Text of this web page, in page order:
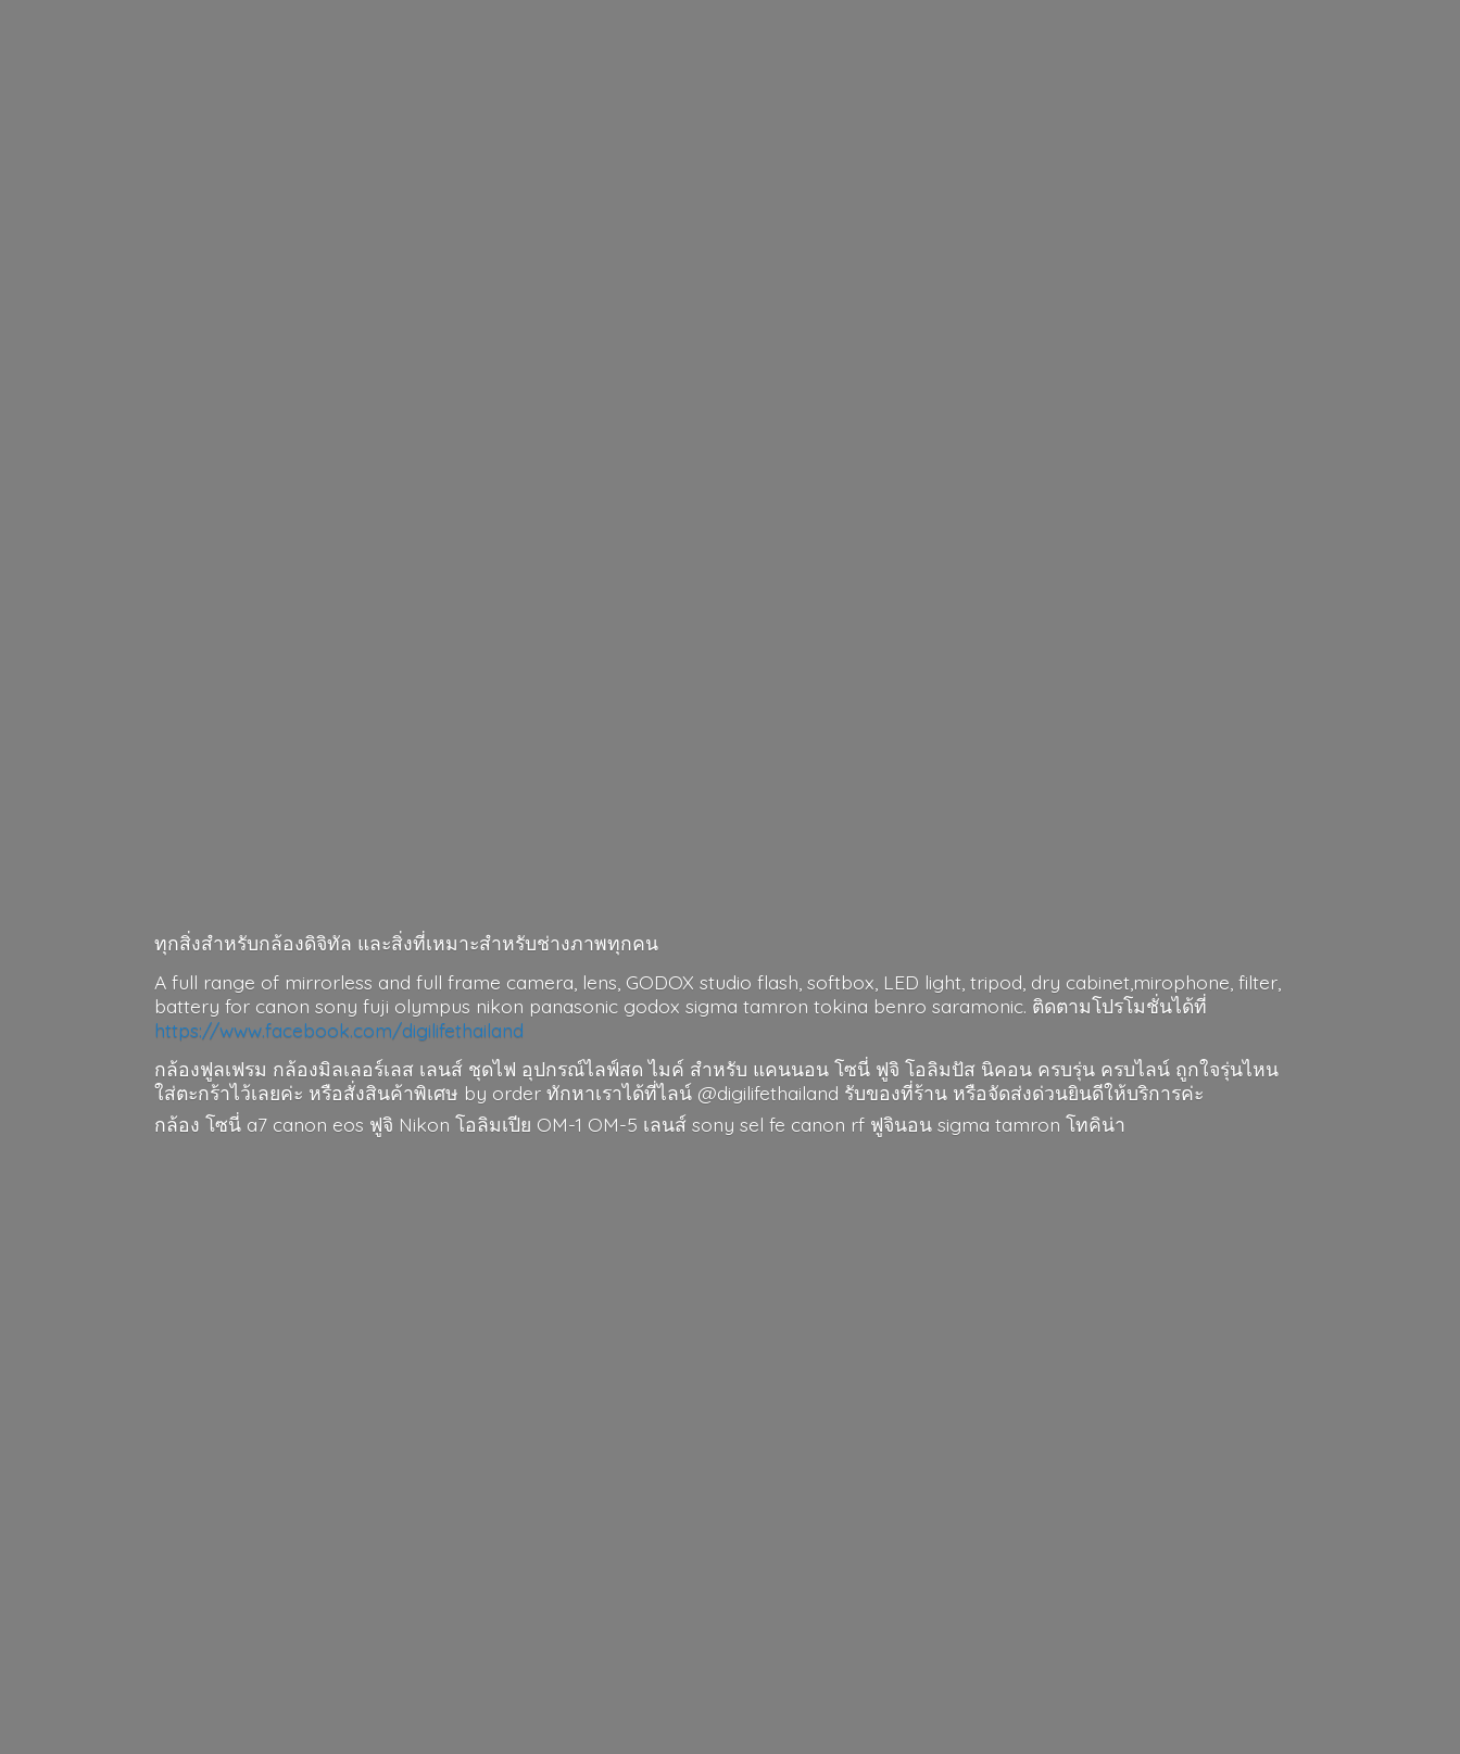
ทุกสิ่งสำหรับกล้องดิจิทัล และสิ่งที่เหมาะสำหรับช่างภาพทุกคน
A full range of mirrorless and full frame camera, lens, GODOX studio flash, softbox, LED light, tripod, dry cabinet,mirophone, filter,
battery for canon sony fuji olympus nikon panasonic godox sigma tamron tokina benro saramonic. ติดตามโปรโมชั่นได้ที่
https://www.facebook.com/digilifethailand
กล้องฟูลเฟรม กล้องมิลเลอร์เลส เลนส์ ชุดไฟ อุปกรณ์ไลฟ์สด ไมค์ สำหรับ แคนนอน โซนี่ ฟูจิ โอลิมปัส นิคอน ครบรุ่น ครบไลน์ ถูกใจรุ่นไหน
ใส่ตะกร้าไว้เลยค่ะ หรือสั่งสินค้าพิเศษ by order ทักหาเราได้ที่ไลน์ @digilifethailand รับของที่ร้าน หรือจัดส่งด่วนยินดีให้บริการค่ะ
กล้อง โซนี่ a7 canon eos ฟูจิ Nikon โอลิมเปีย OM-1 OM-5 เลนส์ sony sel fe canon rf ฟูจินอน sigmatamron โทคิน่า